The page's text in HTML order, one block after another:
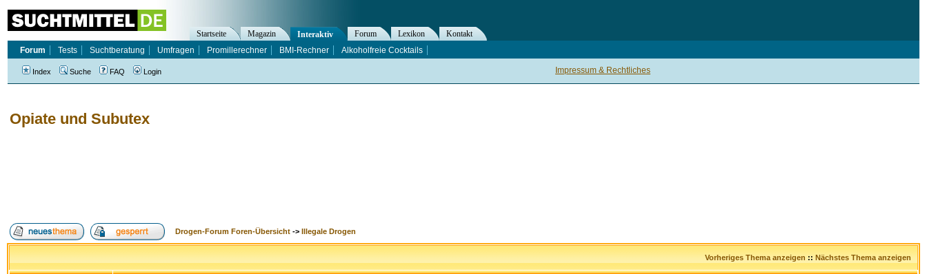
Opiate und Subutex
Drogen-Forum Foren-Übersicht -> Illegale Drogen
Vorheriges Thema anzeigen :: Nächstes Thema anzeigen
Impressum & Rechtliches
Startseite Magazin Interaktiv Forum Lexikon
Kontakt
Forum
Tests Suchtberatung Umfragen Promillerechner BMI-Rechner Alkoholfreie Cocktails
Index Suche FAQ Login